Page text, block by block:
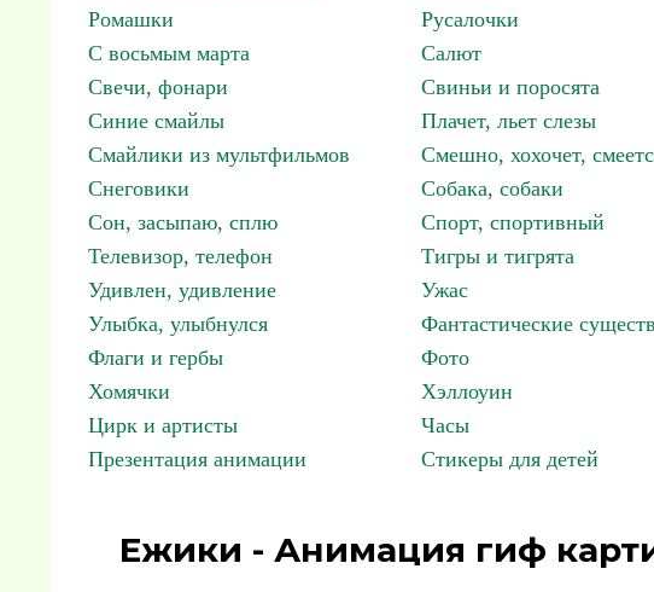
Ромашки
Русалочки
С восьмым марта
Салют
Свечи, фонари
Свиньи и поросята
Синие смайлы
Плачет, льет слезы
Смайлики из мультфильмов
Смешно, хохочет,
Снеговики
Собака, собаки
Сон, засыпаю, сплю
Спорт, спортивный
Телевизор, телефон
Тигры и тигрята
Удивлен, удивление
Ужас
Улыбка, улыбнулся
Фантастические
Флаги и гербы
Фото
Хомячки
Хэллоуин
Цирк и артисты
Часы
Презентация анимации
Стикеры для детей
Ежики - Анимация гиф